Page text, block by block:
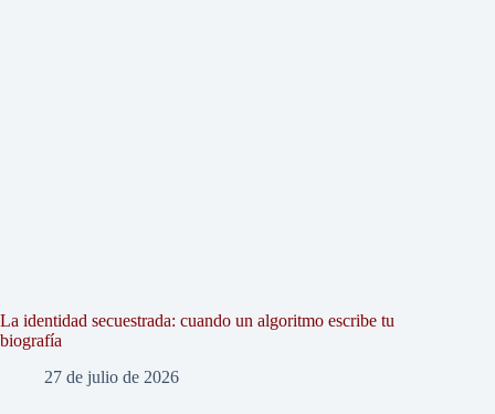
La identidad secuestrada: cuando un algoritmo escribe tu
biografía
27 de julio de 2026